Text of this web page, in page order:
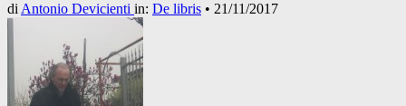
di Antonio Devicienti in: De libris • 21/11/2017